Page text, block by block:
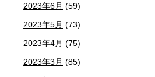
2023年6月 (59)
2023年5月 (73)
2023年4月 (75)
2023年3月 (85)